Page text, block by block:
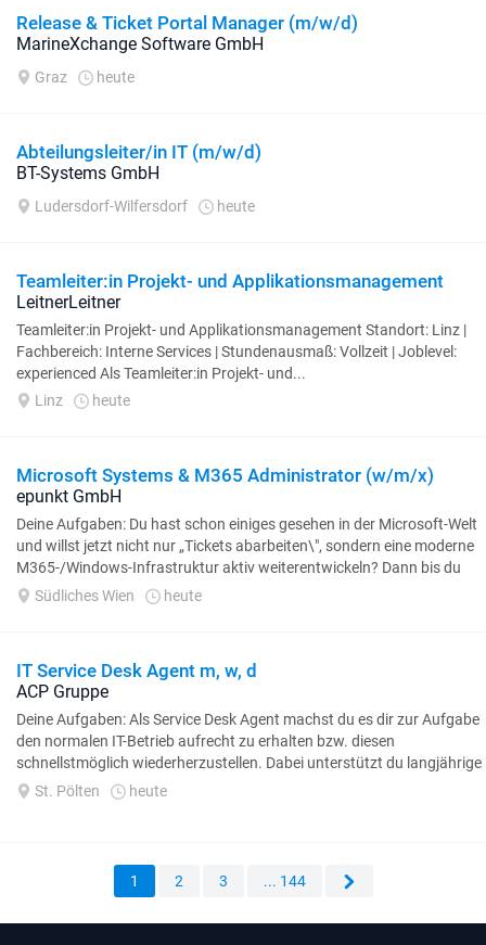
Release & Ticket Portal Manager (m/w/d)
MarineXchange Software GmbH
Graz heute
Abteilungsleiter/in IT (m/w/d)
BT-Systems GmbH
Ludersdorf-Wilfersdorf heute
Teamleiter:in Projekt- und Applikationsmanagement
LeitnerLeitner
Teamleiter:in Projekt- und Applikationsmanagement Standort: Linz |
Fachbereich: Interne Services | Stundenausmaß: Vollzeit | Joblevel:
experienced Als Teamleiter:in Projekt- und...
Linz
heute
Microsoft Systems & M365 Administrator (w/m/x)
epunkt GmbH
Deine Aufgaben: Du hast schon einiges gesehen in der Microsoft-Welt
und willst jetzt nicht nur „Tickets abarbeiten\", sondern eine moderne
M365-/Windows-Infrastruktur aktiv weiterentwickeln? Dann bis du
hier richtig! Betrieb...
Südliches Wien heute
IT Service Desk Agent m, w, d
ACP Gruppe
Deine Aufgaben: Als Service Desk Agent machst du es dir zur Aufgabe
den normalen IT-Betrieb aufrecht zu erhalten bzw. diesen
schnellstmöglich wiederherzustellen. Dabei unterstützt du langjährige
internationale...
St. Pölten heute
1 2 3 ... 144